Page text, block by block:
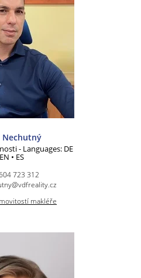
Nechutný
- Languages: DE
• ES
723 312
makléře